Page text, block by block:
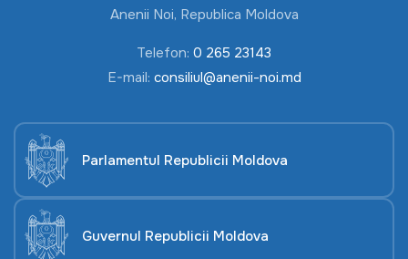
Anenii Noi, Republica Moldova
Telefon: 0 265 23143
E-mail: consiliul@anenii-noi.md
Parlamentul Republicii Moldova
Guvernul Republicii Moldova